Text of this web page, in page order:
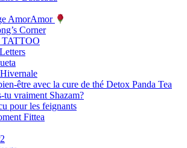
AmorAmor
Corner
être avec la cure de thé Detox Panda Tea
tu vraiment Shazam?
pour les feignants
Fittea